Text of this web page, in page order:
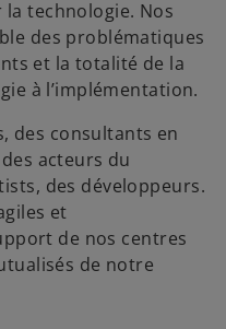
la technologie. Nos
des problématiques
et la totalité de la
à l’implémentation.
des consultants en
acteurs du
des développeurs.
et
de nos centres
de notre
s
o
u
v
r
e
d
a